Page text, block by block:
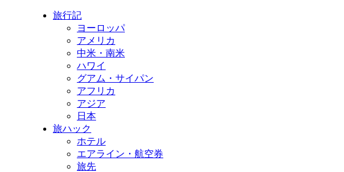
旅行記
ヨーロッパ
アメリカ
中米・南米
ハワイ
グアム・サイパン
アフリカ
アジア
日本
旅ハック
ホテル
エアライン・航空券
旅先